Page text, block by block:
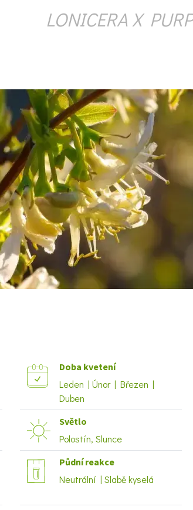
ČAS
turistika
domácnost
mazlíčci
SOUTĚŽTE O CENY
LONICERA X
Doba kvetení
Leden | Únor | Březen |
Duben
Světlo
Polostín, Slunce
Půdní reakce
Neutrální | Slabě kyselá